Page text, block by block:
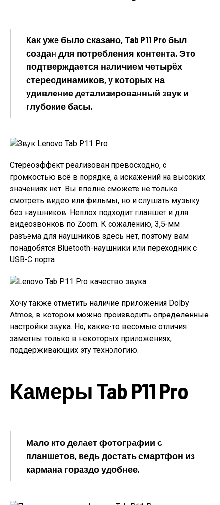
Как уже было сказано, Tab P11 Pro был
создан для потребления контента. Это
подтверждается наличием четырёх
стереодинамиков, у которых на
удивление детализированный звук и
глубокие басы.
Стереоэффект реализован превосходно, с
громкостью всё в порядке, а искажений на высоких
значениях нет. Вы вполне сможете не только
смотреть видео или фильмы, но и слушать музыку
без наушников. Неплох подходит планшет и для
видеозвонков по Zoom. К сожалению, 3,5-мм
разъёма для наушников здесь нет, поэтому вам
понадобятся Bluetooth-наушники или переходник с
USB-C порта.
Хочу также отметить наличие приложения Dolby
Atmos, в котором можно производить определённые
настройки звука. Но, какие-то весомые отличия
заметны только в некоторых приложениях,
поддерживающих эту технологию.
Камеры Tab P11 Pro
Мало кто делает фотографии с
планшетов, ведь достать смартфон из
кармана гораздо удобнее.